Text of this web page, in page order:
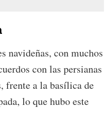
navideñas, con muchos
con las persianas
frente a la basílica de
lo que hubo este